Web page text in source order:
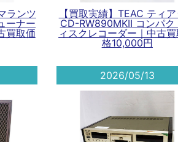
ランツ
ーナー
買取価
【買取実績】TEAC ティア
CD-RW890MKII コンパク
ィスクレコーダー｜中古
格10,000円
2026/05/13